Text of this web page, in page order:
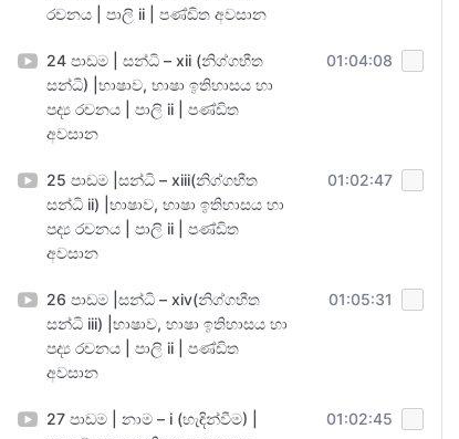
රචනය | පාලි ii | පණ්ඩිත අවසාන
24 පාඩම | සන්ධි – xii (නිග්ගභීත
සන්ධි) |භාෂාව, භාෂා ඉතිහාසය හා
පද්‍ය රචනය | පාලි ii | පණ්ඩිත
අවසාන
01:04:08
25 පාඩම |සන්ධි – xiii(නිග්ගභීත
සන්ධි ii) |භාෂාව, භාෂා ඉතිහාසය හා
පද්‍ය රචනය | පාලි ii | පණ්ඩිත
අවසාන
01:02:47
26 පාඩම |සන්ධි – xiv(නිග්ගභීත
සන්ධි iii) |භාෂාව, භාෂා ඉතිහාසය හා
පද්‍ය රචනය | පාලි ii | පණ්ඩිත
අවසාන
01:05:31
27 පාඩම | නාම – i (හැඳින්වීම) |
01:02:45